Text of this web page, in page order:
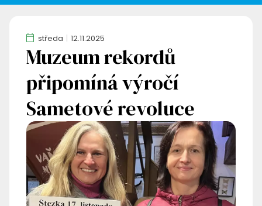
středa 12.11.2025
Muzeum rekordů
připomíná výročí
Sametové revoluce